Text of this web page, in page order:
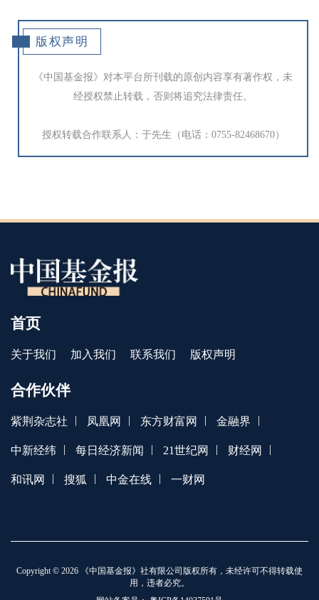
版权声明
《中国基金报》对本平台所刊载的原创内容享有著作权，未
经授权禁止转载，否则将追究法律责任。
授权转载合作联系人：于先生（电话：0755-82468670）
首页
关于我们 加入我们 联系我们 版权声明
合作伙伴
紫荆杂志社 凤凰网 东方财富网 金融界
中新经纬 每日经济新闻 21世纪网 财经网
和讯网 搜狐 中金在线 一财网
Copyright © 2026 《中国基金报》社有限公司版权所有，未经许可不得转载使
用，违者必究。